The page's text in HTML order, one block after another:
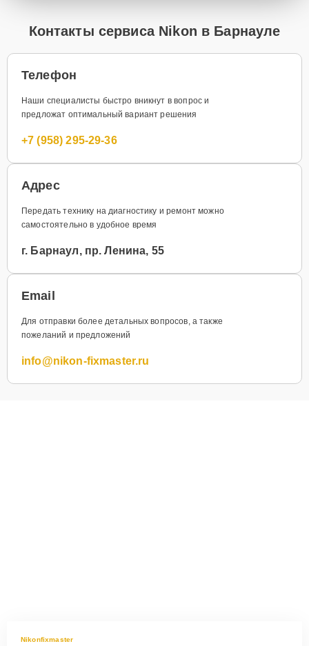
Контакты сервиса Nikon в Барнауле
Телефон
Наши специалисты быстро вникнут в вопрос и
предложат оптимальный вариант решения
+7 (958) 295-29-36
Адрес
Передать технику на диагностику и ремонт можно
самостоятельно в удобное время
г. Барнаул, пр. Ленина, 55
Email
Для отправки более детальных вопросов, а также
пожеланий и предложений
info@nikon-fixmaster.ru
Nikonfixmaster